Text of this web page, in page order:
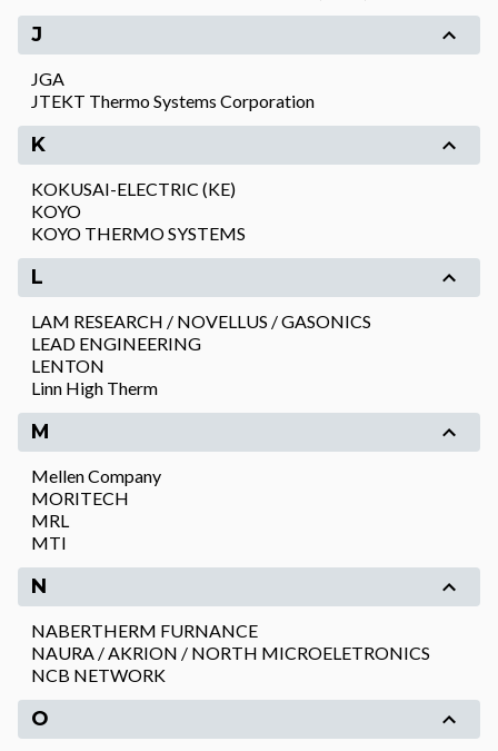
J
JGA
JTEKT Thermo Systems Corporation
K
KOKUSAI-ELECTRIC (KE)
KOYO
KOYO THERMO SYSTEMS
L
LAM RESEARCH / NOVELLUS / GASONICS
LEAD ENGINEERING
LENTON
Linn High Therm
M
Mellen Company
MORITECH
MRL
MTI
N
NABERTHERM FURNANCE
NAURA / AKRION / NORTH MICROELETRONICS
NCB NETWORK
O